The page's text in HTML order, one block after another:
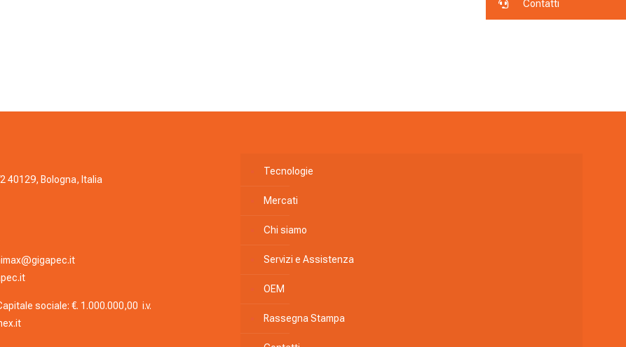
40129, Bologna, Italia
sociale: €. 1.000.000,00 i.v.
Tecnologie
Mercati
Chi siamo
Servizi e Assistenza
OEM
Rassegna Stampa
Contatti